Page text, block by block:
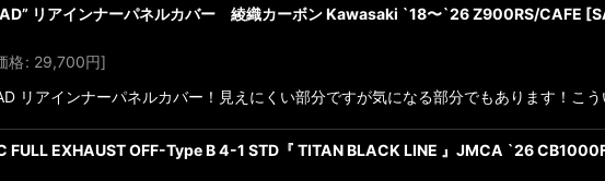
リアインナーパネルカバー 綾織カーボン Kawasaki `18〜`26 Z900RS/CAFE [
格: 29,700円]
リアインナーパネルカバー！見えにくい部分ですが気になる部分でもあります！こ
FULL EXHAUST OFF-Type B 4-1 STD『 TITAN BLACK LINE 』JMCA `26